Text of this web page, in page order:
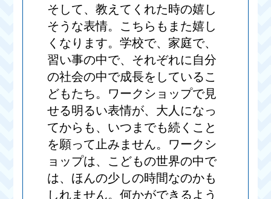
そして、教えてくれた時の嬉し
そうな表情。こちらもまた嬉し
くなります。学校で、家庭で、
習い事の中で、それぞれに自分
の社会の中で成長をしているこ
どもたち。ワークショップで見
せる明るい表情が、大人になっ
てからも、いつまでも続くこと
を願って止みません。ワークシ
ョップは、こどもの世界の中で
は、ほんの少しの時間なのかも
しれません。何かができるよう